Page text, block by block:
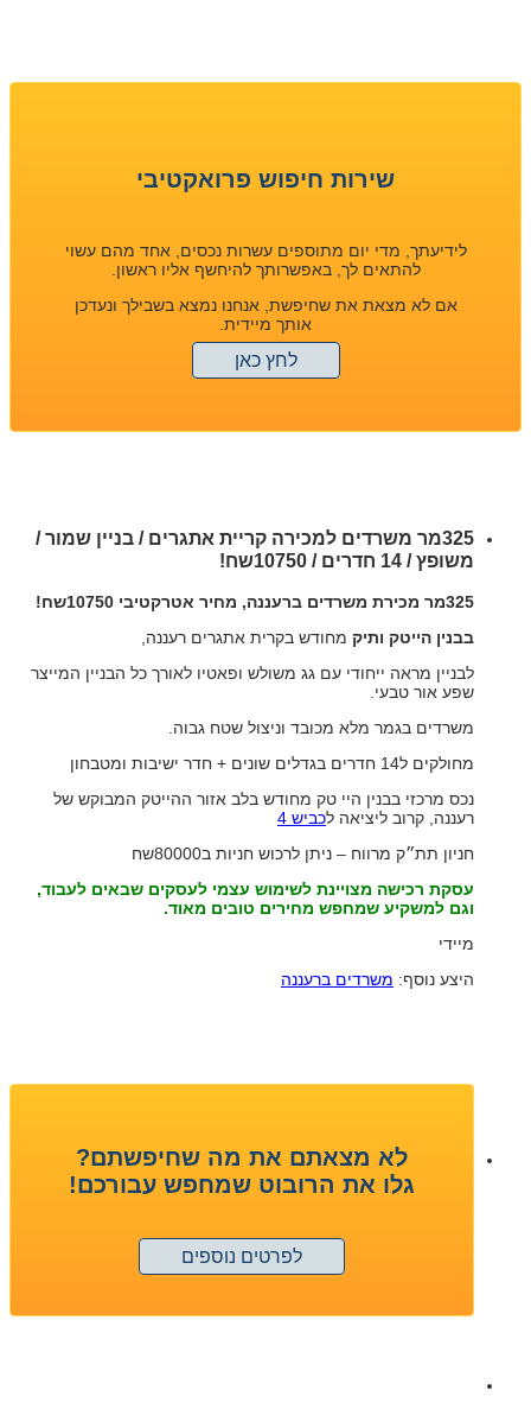
שירות חיפוש פרואקטיבי
לידיעתך, מדי יום מתוספים עשרות נכסים, אחד מהם עשוי
להתאים לך, באפשרותך להיחשף אליו ראשון.
אם לא מצאת את שחיפשת, אנחנו נמצא בשבילך ונעדכן
אותך מיידית.
לחץ כאן
325מר משרדים למכירה קריית אתגרים / בניין שמור /
משופץ / 14 חדרים / 10750שח!
325מר מכירת משרדים ברעננה, מחיר אטרקטיבי 10750שח!
בבנין הייטק ותיק מחודש בקרית אתגרים רעננה,
לבניין מראה ייחודי עם גג משולש ופאטיו לאורך כל הבניין המייצר
שפע אור טבעי.
משרדים בגמר מלא מכובד וניצול שטח גבוה.
מחולקים ל14 חדרים בגדלים שונים + חדר ישיבות ומטבחון
נכס מרכזי בבנין היי טק מחודש בלב אזור ההייטק המבוקש של
רעננה, קרוב ליציאה לכביש 4
חניון תת״ק מרווח – ניתן לרכוש חניות ב80000שח
עסקת רכישה מצויינת לשימוש עצמי לעסקים שבאים לעבוד,
וגם למשקיע שמחפש מחירים טובים מאוד.
מיידי
היצע נוסף: משרדים ברעננה
לא מצאתם את מה שחיפשתם?
גלו את הרובוט שמחפש עבורכם!
לפרטים נוספים
facebook
youtube